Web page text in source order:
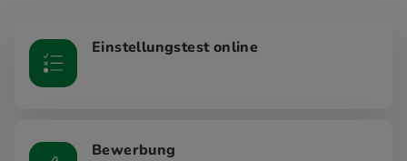
Einstellungstest online
Bewerbung